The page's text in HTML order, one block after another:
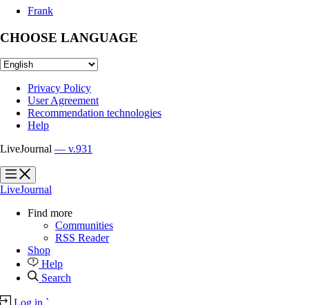
Frank
CHOOSE LANGUAGE
Privacy Policy
User Agreement
Recommendation technologies
Help
LiveJournal — v.931
?
?
LiveJournal
Find more
Communities
RSS Reader
Shop
Help
Search